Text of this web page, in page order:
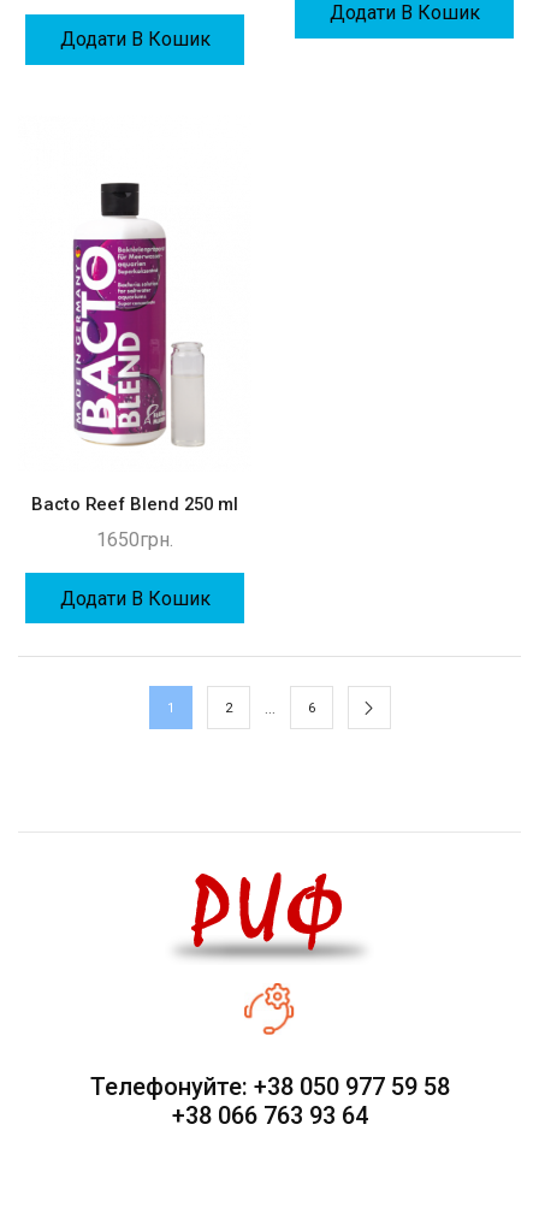
Додати В Кошик
Додати В Кошик
Bacto Reef Blend 250 ml
1650грн.
Додати В Кошик
1 2 … 6
Телефонуйте: +38 050 977 59 58
+38 066 763 93 64